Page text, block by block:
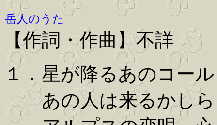
岳人のうた
【作詞・作曲】不詳
１．星が降るあのコー
あの人は来るかし